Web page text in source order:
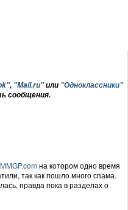
, "Mail.ru"или "Одноклассники"
сообщения.
MMGP.com на котором одно время
так как пошло много спама.
правда пока в разделах о